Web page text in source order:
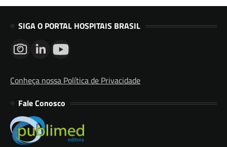
SIGA O PORTAL HOSPITAIS BRASIL
Conheça nossa Política de Privacidade
Fale Conosco